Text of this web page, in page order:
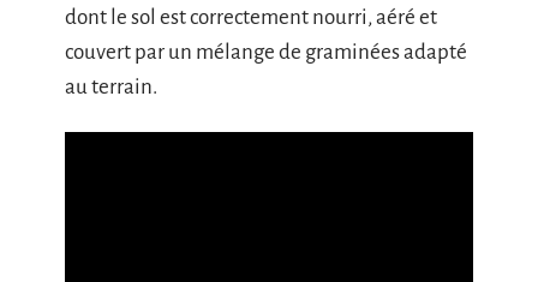
dont le sol est correctement nourri, aéré et
couvert par un mélange de graminées adapté
au terrain.